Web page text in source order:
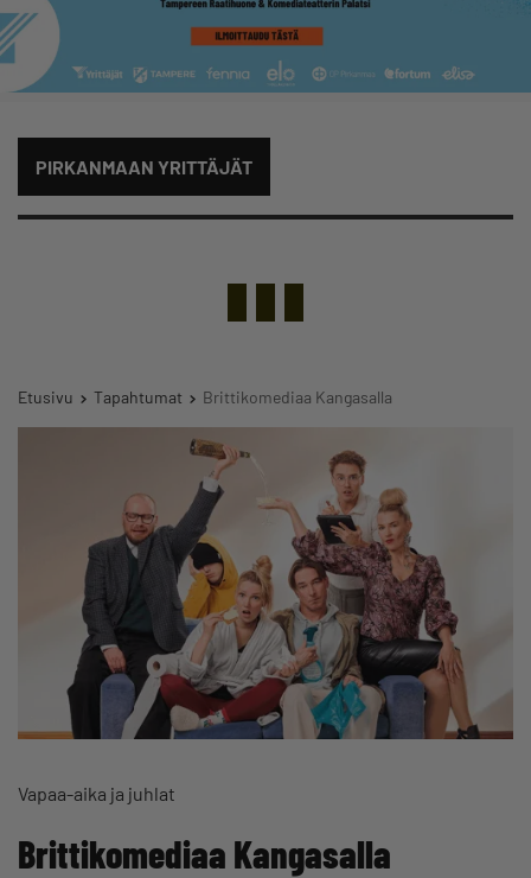
PIRKANMAAN YRITTÄJÄT
Etusivu Tapahtumat Brittikomediaa Kangasalla
Vapaa-aika ja juhlat
Brittikomediaa Kangasalla